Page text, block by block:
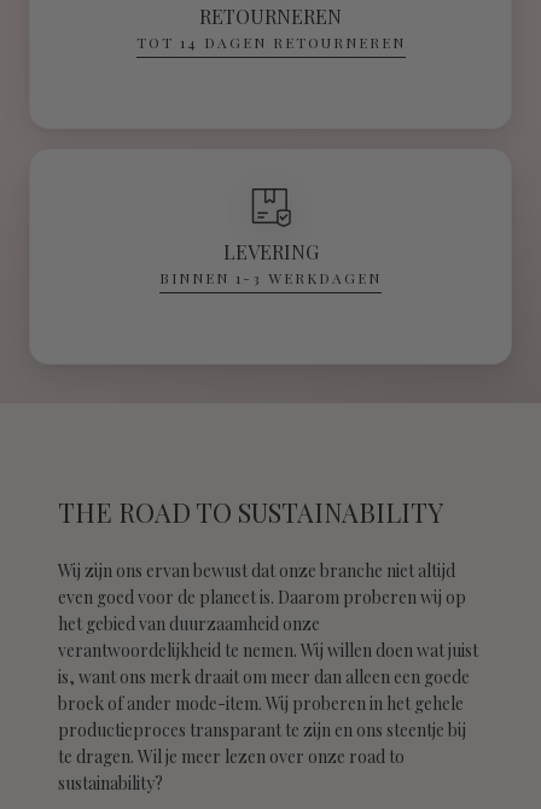
RETOURNEREN
TOT 14 DAGEN RETOURNEREN
LEVERING
BINNEN 1-3 WERKDAGEN
THE ROAD TO SUSTAINABILITY
Wij zijn ons ervan bewust dat onze branche niet altijd
even goed voor de planeet is. Daarom proberen wij op
het gebied van duurzaamheid onze
verantwoordelijkheid te nemen. Wij willen doen wat juist
is, want ons merk draait om meer dan alleen een goede
broek of ander mode-item. Wij proberen in het gehele
productieproces transparant te zijn en ons steentje bij
te dragen. Wil je meer lezen over onze road to
sustainability?